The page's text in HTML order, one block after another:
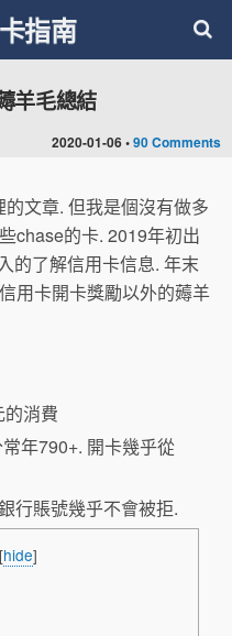
指南
2020-01-06 •90 Comments
羊毛總結
文章. 但我是個沒有做多
chase的卡. 2019年初出
的了解信用卡信息. 年末
用卡開卡獎勵以外的薅羊
消費
年790+. 開卡幾乎從
行賬號幾乎不會被拒.
[hide]